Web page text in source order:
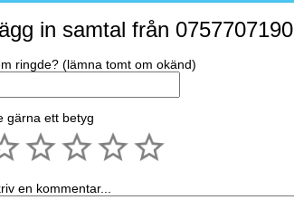
in samtal från 0757707190
ringde? (lämna tomt om okänd)
gärna ett betyg
en kommentar...